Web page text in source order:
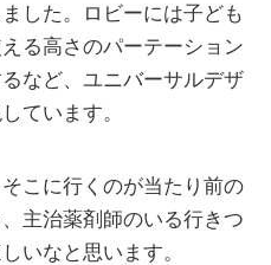
した。ロビーには子ども
る高さのパーテーション
など、ユニバーサルデザ
ています。
こに行くのが当たり前の
主治薬剤師のいる行きつ
いなと思います。